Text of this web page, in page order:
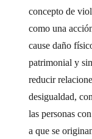
concepto de
como una
cause daño
patrimonial y
reducir
desigualdad,
las personas
a que se